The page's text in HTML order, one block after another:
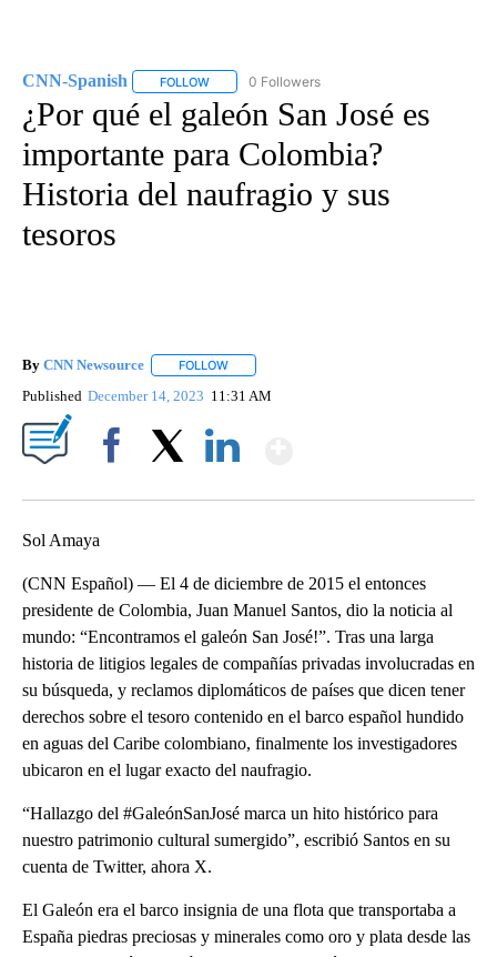
CNN-Spanish FOLLOW FOLLOW "CNN-SPANISH" TO RECEIVE
0 Followers
¿Por qué el galeón San José es
importante para Colombia?
Historia del naufragio y sus
tesoros
By CNN Newsource FOLLOW
Published December 14, 2023 11:31 AM
Sol Amaya
(CNN Español) — El 4 de diciembre de 2015 el entonces
presidente de Colombia, Juan Manuel Santos, dio la noticia al
mundo: “Encontramos el galeón San José!”. Tras una larga
historia de litigios legales de compañías privadas involucradas en
su búsqueda, y reclamos diplomáticos de países que dicen tener
derechos sobre el tesoro contenido en el barco español hundido
en aguas del Caribe colombiano, finalmente los investigadores
ubicaron en el lugar exacto del naufragio.
“Hallazgo del #GaleónSanJosé marca un hito histórico para
nuestro patrimonio cultural sumergido”, escribió Santos en su
cuenta de Twitter, ahora X.
El Galeón era el barco insignia de una flota que transportaba a
España piedras preciosas y minerales como oro y plata desde las